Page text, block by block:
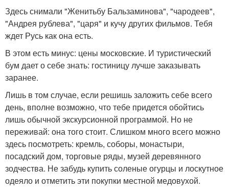
Здесь снимали "Женитьбу Бальзаминова", "чародеев",
"Андрея рублева", "царя" и кучу других фильмов. Тебя
ждет Русь как она есть.
В этом есть минус: цены московские. И туристический
бум дает о себе знать: гостиницу лучше заказывать
заранее.
Лишь в том случае, если решишь заложить себе всего
день, вполне возможно, что тебе придется обойтись
лишь обычной экскурсионной программой. Но не
переживай: она того стоит. Слишком много всего можно
здесь посмотреть: кремль, соборы, монастыри,
посадский дом, торговые ряды, музей деревянного
зодчества. Не забудь купить соленые огурцы и лоскутное
одеяло и отметить эти покупки местной медовухой.